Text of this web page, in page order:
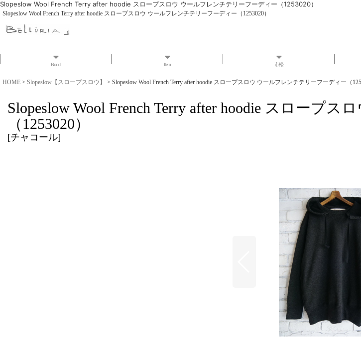
Slopeslow Wool French Terry after hoodie スロープスロウ ウールフレンチテリーフーディー（1253020）
Slopeslow Wool French Terry after hoodie スロープスロウ ウールフレンチテリーフーディー（1253020）
Brand Item 市松
HOME > Slopeslow【スロープスロウ】 > Slopeslow Wool French Terry after hoodie スロープスロウ ウールフレンチテリーフーディー（
Slopeslow Wool French Terry after hoodie スロープ
（1253020）
[チャコール]